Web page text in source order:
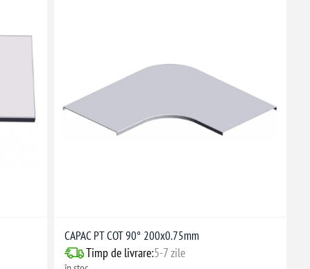
CAPAC PT COT 90° 200x0.75mm
Timp de livrare:5-7 zile